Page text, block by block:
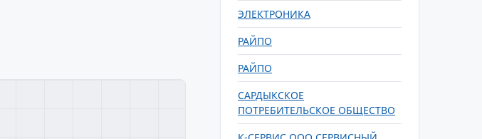
ЭЛЕКТРОНИКА
РАЙПО
РАЙПО
САРДЫКСКОЕ
ПОТРЕБИТЕЛЬСКОЕ ОБЩЕСТВО